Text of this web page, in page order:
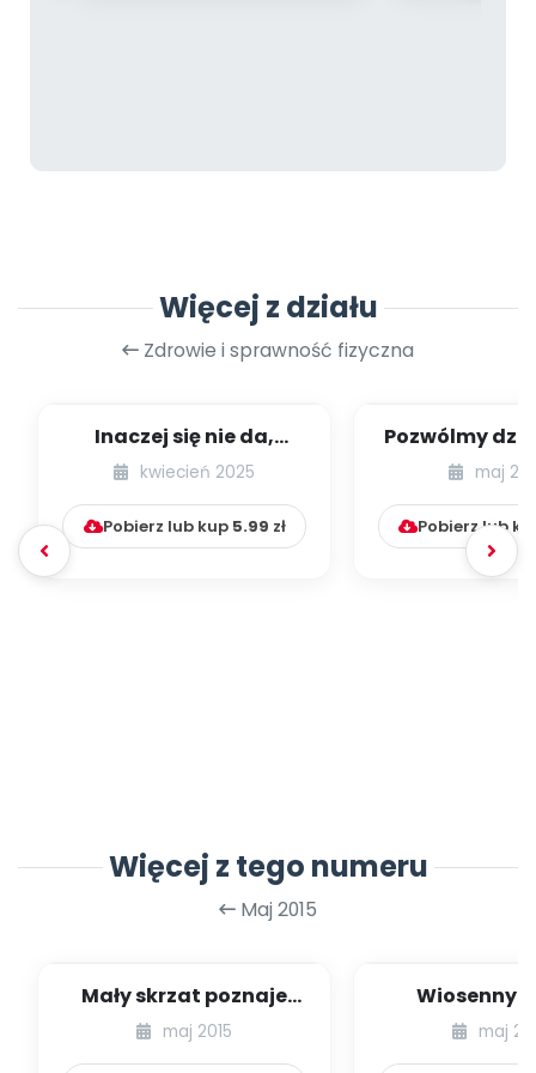
Więcej z działu
Zdrowie i sprawność fizyczna
Inaczej się nie da,
dziecko to torpeda! –
czyli słów ki...
kwiecień 2025
Pobierz lub kup 5.99 zł
Pozwólmy
maj
Pobierz lub
Więcej z tego numeru
Maj 2015
Mały skrzat poznaje
świat – Wielka
Brytania, cz. II [za...
maj 2015
Wiosenny
[plastyka na
maj